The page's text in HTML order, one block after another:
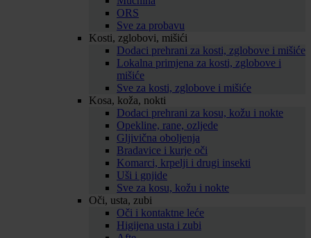
ORS
Sve za probavu
Kosti, zglobovi, mišići
Dodaci prehrani za kosti, zglobove i mišiće
Lokalna primjena za kosti, zglobove i
mišiće
Sve za kosti, zglobove i mišiće
Kosa, koža, nokti
Dodaci prehrani za kosu, kožu i nokte
Opekline, rane, ozljede
Gljivična oboljenja
Bradavice i kurje oči
Komarci, krpelji i drugi insekti
Uši i gnjide
Sve za kosu, kožu i nokte
Oči, usta, zubi
Oči i kontaktne leće
Higijena usta i zubi